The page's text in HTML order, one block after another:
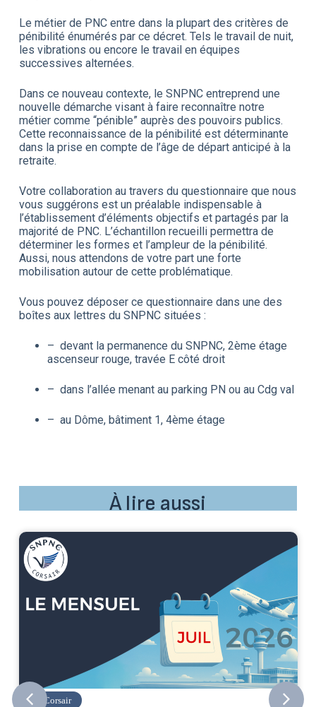
Le métier de PNC entre dans la plupart des critères de
pénibilité énumérés par ce décret. Tels le travail de nuit,
les vibrations ou encore le travail en équipes
successives alternées.
Dans ce nouveau contexte, le SNPNC entreprend une
nouvelle démarche visant à faire reconnaître notre
métier comme “pénible” auprès des pouvoirs publics.
Cette reconnaissance de la pénibilité est déterminante
dans la prise en compte de l’âge de départ anticipé à la
retraite.
Votre collaboration au travers du questionnaire que nous
vous suggérons est un préalable indispensable à
l’établissement d’éléments objectifs et partagés par la
majorité de PNC. L’échantillon recueilli permettra de
déterminer les formes et l’ampleur de la pénibilité.
Aussi, nous attendons de votre part une forte
mobilisation autour de cette problématique.
Vous pouvez déposer ce questionnaire dans une des
boîtes aux lettres du SNPNC situées :
– devant la permanence du SNPNC, 2ème étage
ascenseur rouge, travée E côté droit
– dans l’allée menant au parking PN ou au Cdg val
– au Dôme, bâtiment 1, 4ème étage
À lire aussi
Corsair